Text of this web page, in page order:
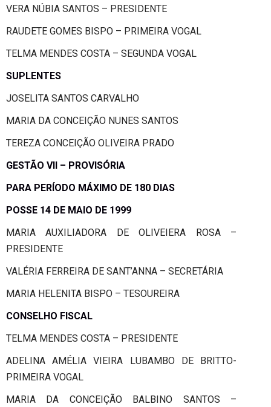
VERA NÚBIA SANTOS – PRESIDENTE
RAUDETE GOMES BISPO – PRIMEIRA VOGAL
TELMA MENDES COSTA – SEGUNDA VOGAL
SUPLENTES
JOSELITA SANTOS CARVALHO
MARIA DA CONCEIÇÃO NUNES SANTOS
TEREZA CONCEIÇÃO OLIVEIRA PRADO
GESTÃO VII – PROVISÓRIA
PARA PERÍODO MÁXIMO DE 180 DIAS
POSSE 14 DE MAIO DE 1999
MARIA AUXILIADORA DE OLIVEIERA ROSA –
PRESIDENTE
VALÉRIA FERREIRA DE SANT’ANNA – SECRETÁRIA
MARIA HELENITA BISPO – TESOUREIRA
CONSELHO FISCAL
TELMA MENDES COSTA – PRESIDENTE
ADELINA AMÉLIA VIEIRA LUBAMBO DE BRITTO-
PRIMEIRA VOGAL
MARIA DA CONCEIÇÃO BALBINO SANTOS –